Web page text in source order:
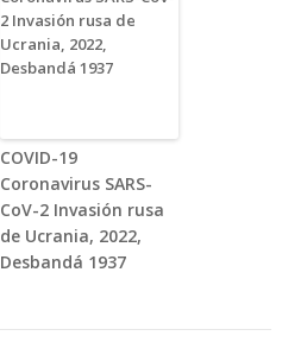
COVID-19
Coronavirus SARS-
CoV-2 Invasión rusa
de Ucrania, 2022,
Desbandá 1937